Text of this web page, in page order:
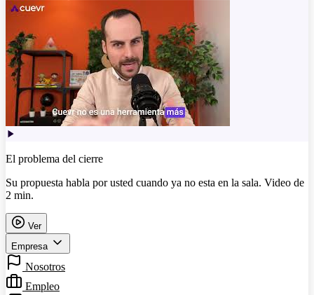
El problema del cierre
Su propuesta habla por usted cuando ya no esta en la sala. Video de
2 min.
Ver
Empresa
Nosotros
Empleo